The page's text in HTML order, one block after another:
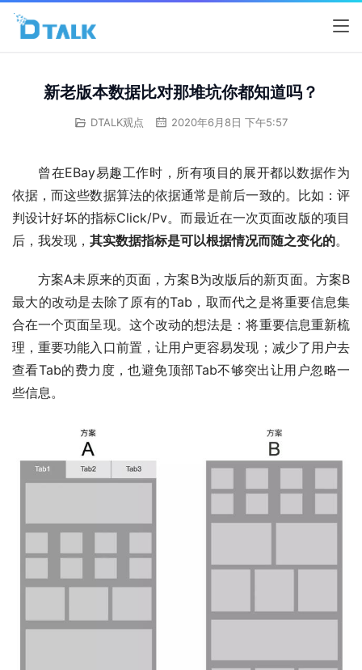
新老版本数据比对那堆坑你都知道吗？
DTALK观点 2020年6月8日 下午5:57
曾在EBay易趣工作时，所有项目的展开都以数据作为
依据，而这些数据算法的依据通常是前后一致的。比如：评
判设计好坏的指标Click/Pv。而最近在一次页面改版的项目
后，我发现， 其实数据指标是可以根据情况而随之变化的。
方案A未原来的页面，方案B为改版后的新页面。方案B
最大的改动是去除了原有的Tab，取而代之是将重要信息集
合在一个页面呈现。这个改动的想法是：将重要信息重新梳
理，重要功能入口前置，让用户更容易发现；减少了用户去
查看Tab的费力度，也避免顶部Tab不够突出让用户忽略一
些信息。